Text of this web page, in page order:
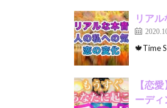
リア
【恋
ーディ